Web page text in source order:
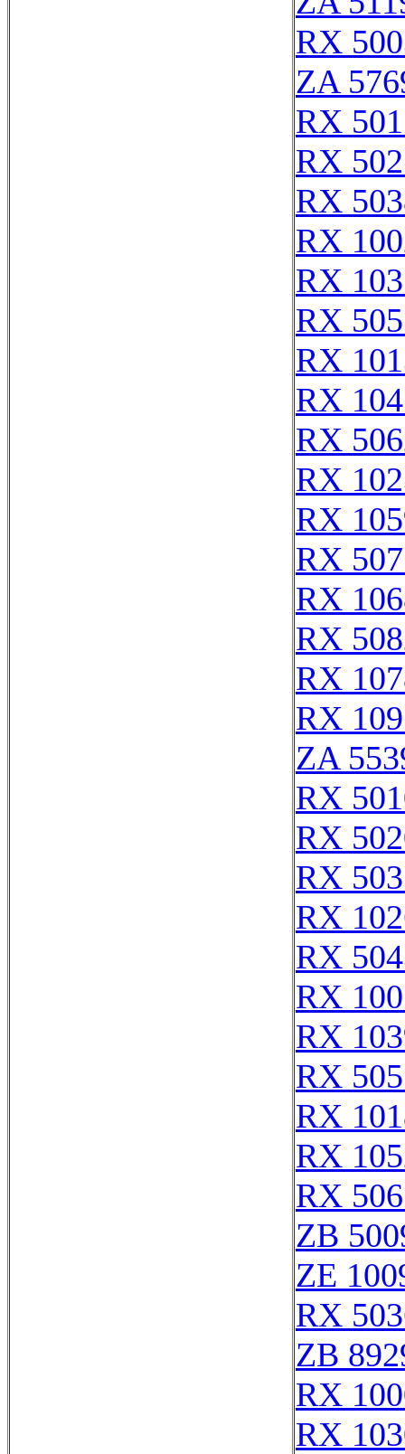
RX
ZA
RX
RX
RX
RX
RX
RX
RX
RX
RX
RX
RX
RX
RX
RX
RX
RX
ZA
RX
RX
RX
RX
RX
RX
RX
RX
RX
RX
RX
ZB
ZE
RX
ZB
RX
RX